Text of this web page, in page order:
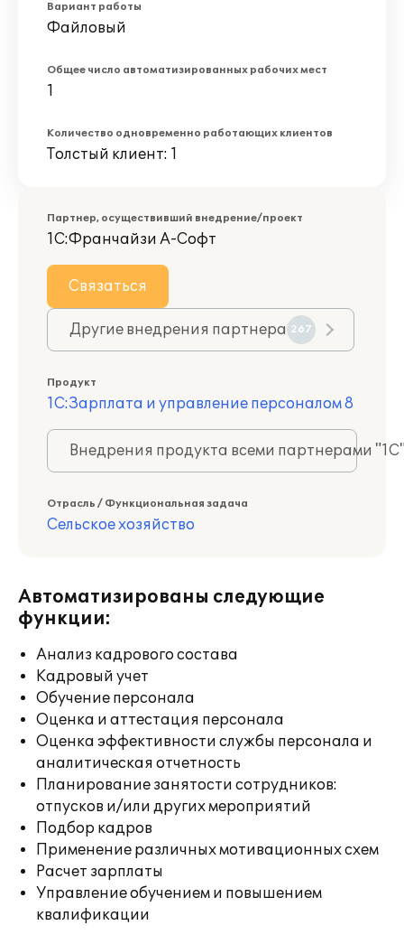
Вариант работы
Файловый
Общее число автоматизированных рабочих мест
1
Количество одновременно работающих клиентов
Толстый клиент: 1
Партнер, осуществивший внедрение/проект
1С:Франчайзи А-Софт
Связаться
Другие внедрения партнера 267
Продукт
1С:Зарплата и управление персоналом 8
Внедрения продукта всеми партнерами
Отрасль / Функциональная задача
Сельское хозяйство
Автоматизированы следующие
функции:
Анализ кадрового состава
Кадровый учет
Обучение персонала
Оценка и аттестация персонала
Оценка эффективности службы персонала и
аналитическая отчетность
Планирование занятости сотрудников:
отпусков и/или других мероприятий
Подбор кадров
Применение различных мотивационных схем
Расчет зарплаты
Управление обучением и повышением
квалификации